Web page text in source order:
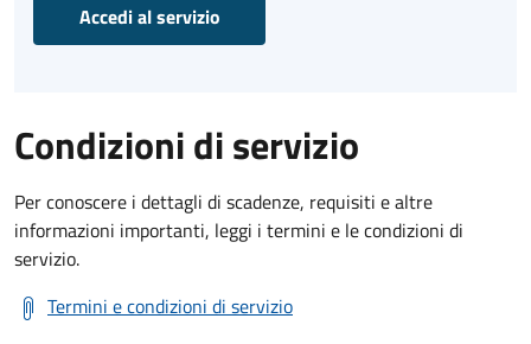
Accedi al servizio
Condizioni di servizio
Per conoscere i dettagli di scadenze, requisiti e altre
informazioni importanti, leggi i termini e le condizioni di
servizio.
Termini e condizioni di servizio